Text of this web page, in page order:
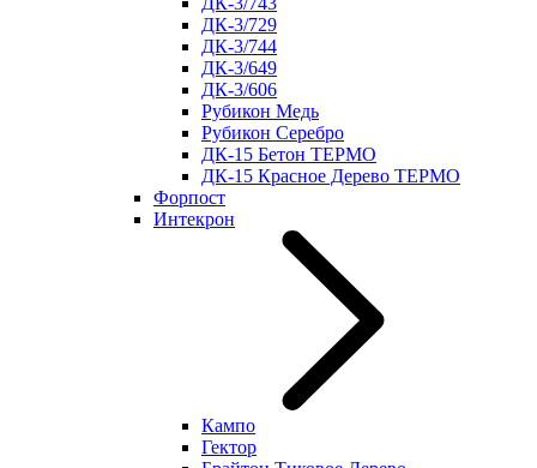
ДК-3/729
ДК-3/744
ДК-3/649
ДК-3/606
Рубикон Медь
Рубикон Серебро
ДК-15 Бетон ТЕРМО
ДК-15 Красное Дерево ТЕРМО
Форпост
Интекрон
Кампо
Гектор